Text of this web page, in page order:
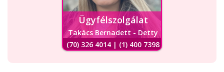
Ügyfélszolgálat
Takács Bernadett - Detty
(70) 326 4014 | (1) 400 7398